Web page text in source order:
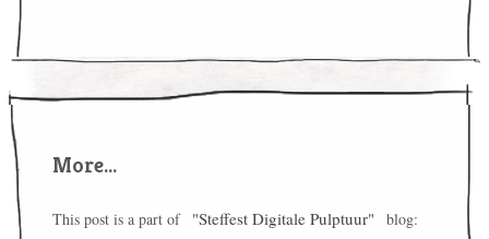
More...
This post is a part of "Steffest Digitale Pulptuur" blog: